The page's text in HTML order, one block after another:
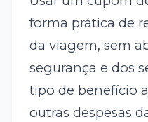
forma prática de
da viagem, sem
segurança e dos
tipo de benefício
outras despesas